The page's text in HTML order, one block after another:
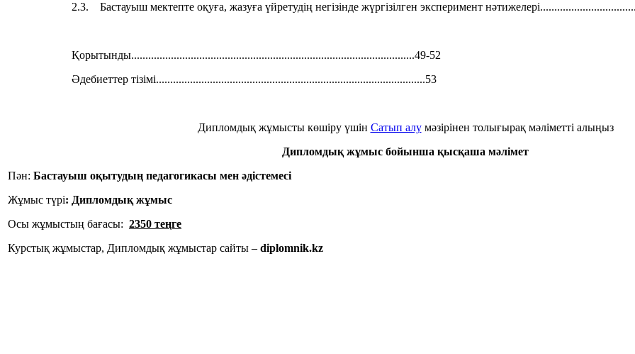
2.3. Бастауыш мектепте оқуға, жазуға үйретудің негізінде жүргізілген эксперимент
Қорытынды....................................................................................................49-52
Әдебиеттер тізімі...............................................................................................53
Дипломдық жұмысты көшіру үшін Сатып алумәзірінен толығырақ мәліметті алыңыз
Дипломдық жұмыс бойынша қысқаша мәлімет
Пән: Бастауыш оқытудың педагогикасы мен әдістемесі
Жұмыс түрі: Дипломдық жұмыс
Осы жұмыстың бағасы: 2350 теңге
Курстық жұмыстар, Дипломдық жұмыстар сайты – diplomnik.kz